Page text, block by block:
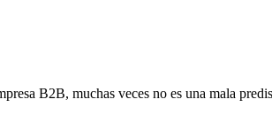
B2B, muchas veces no es una mala